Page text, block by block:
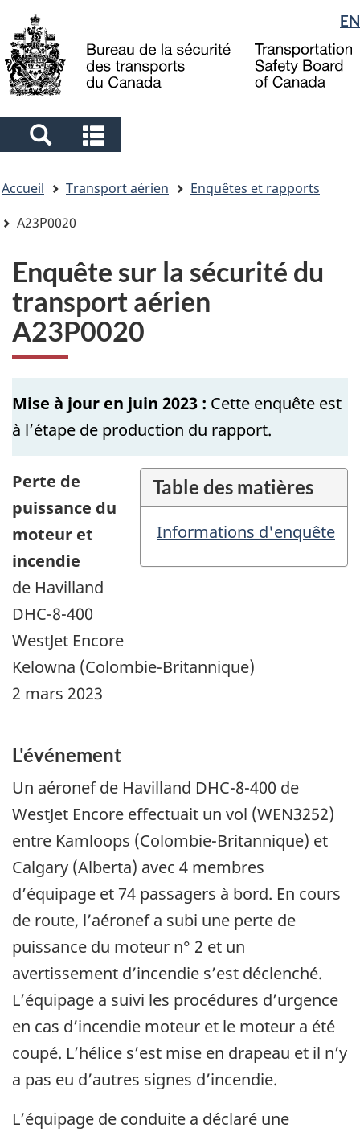
to
main
to
"About
government"
à
la
Sélection
de
la
langue
EN
Search
and
menus
and
menus
êtes
ici
Accueil Transport aérien
Enquêtes et rapports
A23P0020
Enquête sur la sécurité du
transport aérien
A23P0020
Mise à jour en juin 2023 : Cette enquête est
à l’étape de production du rapport.
Table des matières
Informations d'enquête
Perte de
puissance du
moteur et
incendie
de Havilland
DHC-8-400
WestJet Encore
Kelowna (Colombie-Britannique)
2 mars 2023
L'événement
Un aéronef de Havilland DHC-8-400 de
WestJet Encore effectuait un vol (WEN3252)
entre Kamloops (Colombie-Britannique) et
Calgary (Alberta) avec 4 membres
d’équipage et 74 passagers à bord. En cours
de route, l’aéronef a subi une perte de
puissance du moteur n° 2 et un
avertissement d’incendie s’est déclenché.
L’équipage a suivi les procédures d’urgence
en cas d’incendie moteur et le moteur a été
coupé. L’hélice s’est mise en drapeau et il n’y
a pas eu d’autres signes d’incendie.
L’équipage de conduite a déclaré une